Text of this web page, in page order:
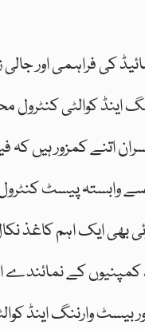
کی فراہمی اور
اینڈ کوالٹی
اتنے کمزور
وابستہ پیسٹ کنٹرول
ایک اہم کاغذ
کمپنیوں کے نمائندے
وارننگ اینڈ